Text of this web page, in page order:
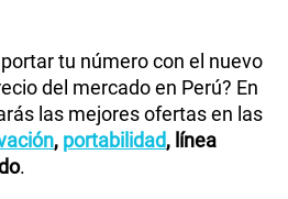
tu número con el nuevo
del mercado en Perú? En
las mejores ofertas en las
, portabilidad, línea
.